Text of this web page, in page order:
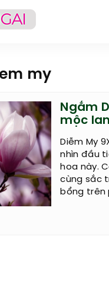
my
Ngắm
mộc lan
Diễm My
nhìn đầu
hoa này.
cùng sắc
bổng trên